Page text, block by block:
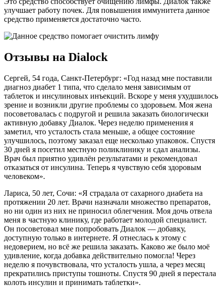
улучшает работу почек. Для повышения иммунитета данное
средство применяется достаточно часто.
Отзывы на Dialock
Сергей, 54 года, Санкт-Петербург: «Год назад мне поставили
диагноз диабет 1 типа, что сделало меня зависимым от
таблеток и инсулиновых инъекций. Вскоре у меня ухудшилось
зрение и возникли другие проблемы со здоровьем. Моя жена
посоветовалась с подругой и решила заказать биологически
активную добавку Диалок. Через неделю применения я
заметил, что усталость стала меньше, а общее состояние
улучшилось, поэтому заказал еще несколько упаковок. Спустя
30 дней я посетил местную поликлинику и сдал анализы.
Врач был приятно удивлён результатами и рекомендовал
отказаться от инсулина. Теперь я чувствую себя здоровым
человеком».
Лариса, 50 лет, Сочи: «Я страдала от сахарного диабета на
протяжении 20 лет. Врачи назначали множество препаратов,
но ни один из них не приносил облегчения. Моя дочь отвела
меня в частную клинику, где работает молодой специалист.
Он посоветовал мне попробовать Диалок — добавку,
доступную только в интернете. Я отнеслась к этому с
недоверием, но всё же решила заказать. Каково же было моё
удивление, когда добавка действительно помогла! Через
неделю я почувствовала, что усталость ушла, а через месяц
прекратились приступы тошноты. Спустя 90 дней я перестала
колоть инсулин и принимать таблетки».